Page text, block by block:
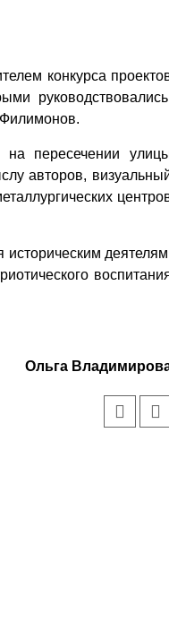
конкурса
пересечении
авторов,
историческим
Ольга